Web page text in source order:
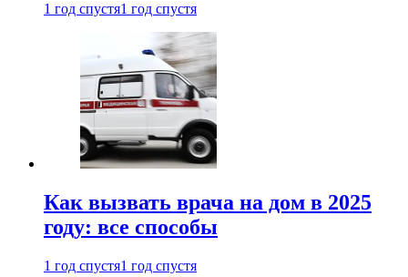
1 год спустя1 год спустя
Как вызвать врача на дом в 2025
году: все способы
1 год спустя1 год спустя